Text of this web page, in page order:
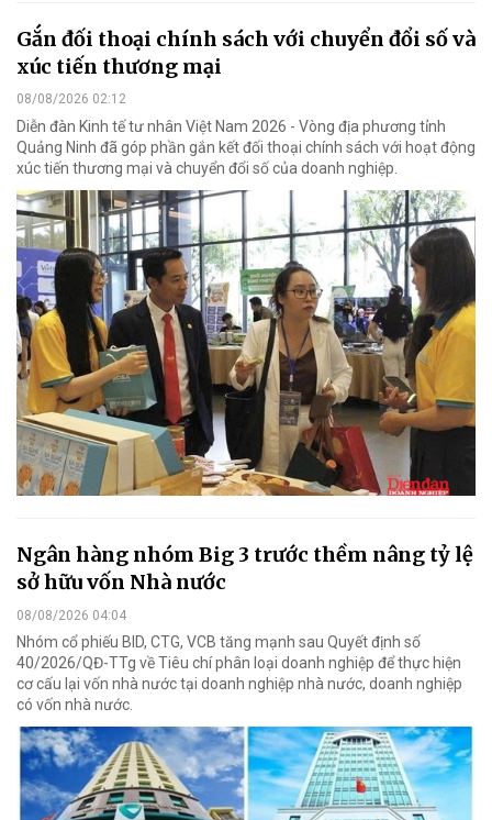
Gắn đối thoại chính sách với chuyển đổi số và
xúc tiến thương mại
08/08/2026 02:12
Diễn đàn Kinh tế tư nhân Việt Nam 2026 - Vòng địa phương tỉnh
Quảng Ninh đã góp phần gắn kết đối thoại chính sách với hoạt động
xúc tiến thương mại và chuyển đổi số của doanh nghiệp.
Ngân hàng nhóm Big 3 trước thềm nâng tỷ lệ
sở hữu vốn Nhà nước
08/08/2026 04:04
Nhóm cổ phiếu BID, CTG, VCB tăng mạnh sau Quyết định số
40/2026/QĐ-TTg về Tiêu chí phân loại doanh nghiệp để thực hiện
cơ cấu lại vốn nhà nước tại doanh nghiệp nhà nước, doanh nghiệp
có vốn nhà nước.